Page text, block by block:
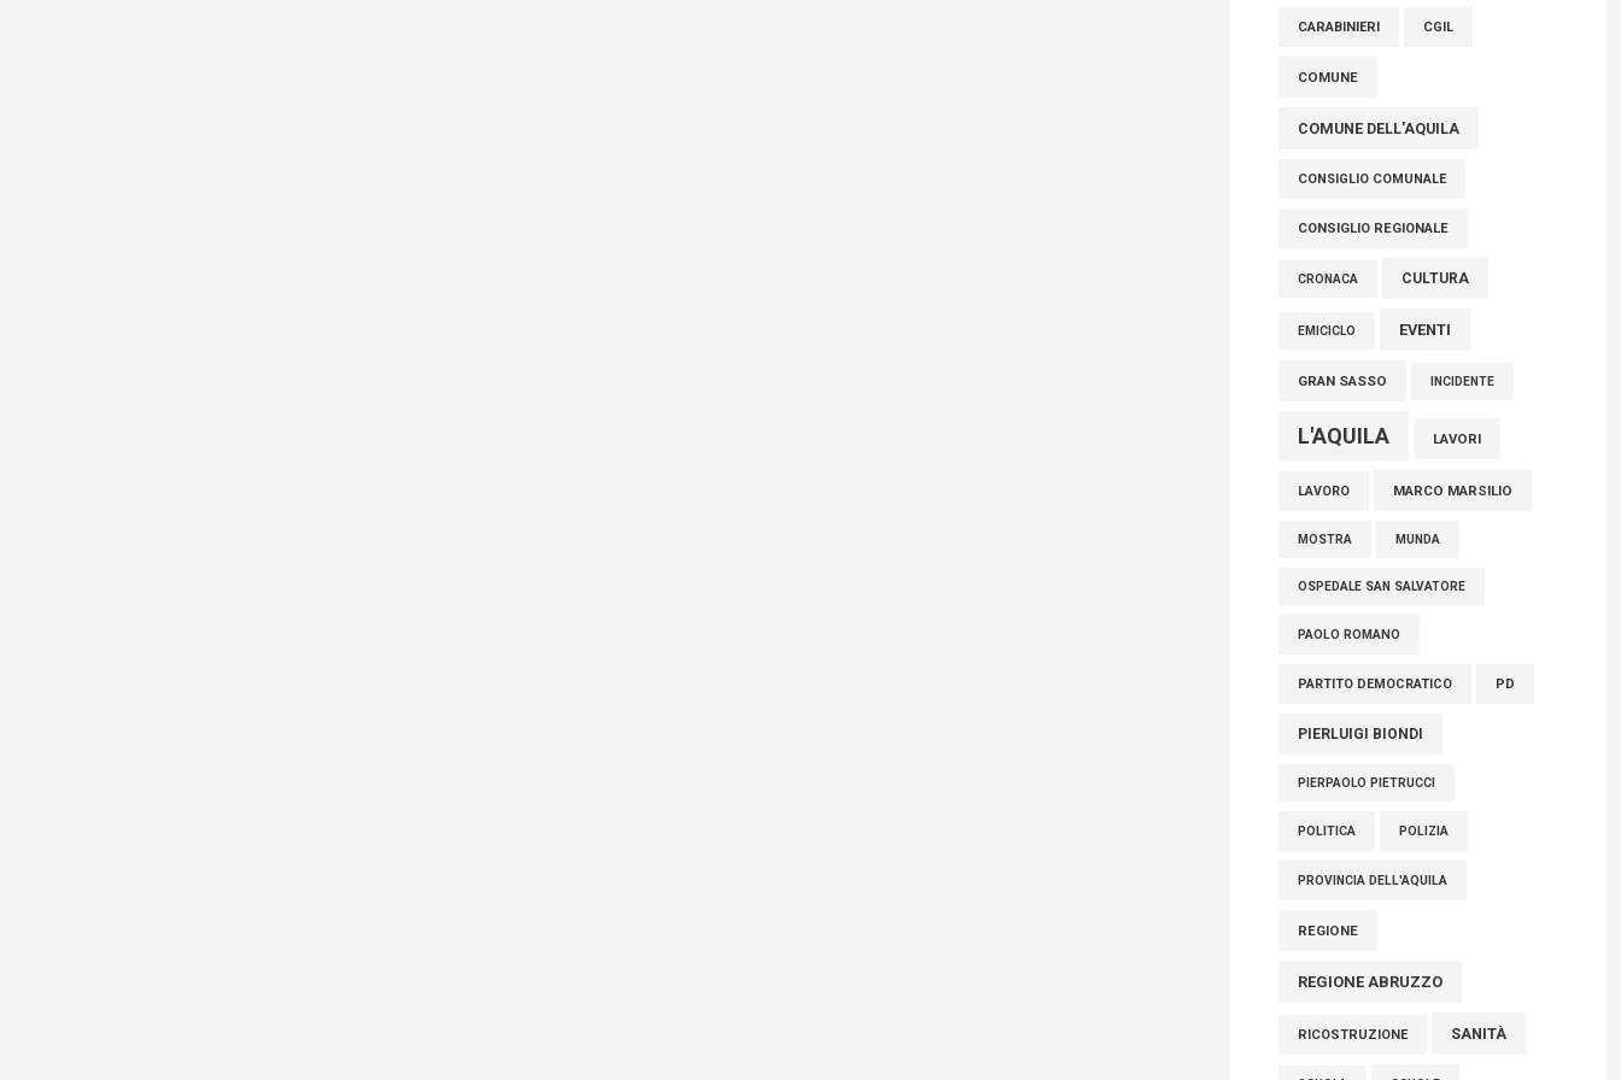
tra cui molti abruzzesi"
06 Agosto 2026
CARABINIERI CGIL
COMUNE
COMUNE DELL'AQUILA
CONSIGLIO COMUNALE
CONSIGLIO REGIONALE
CRONACA CULTURA
EMICICLO EVENTI
GRAN SASSO INCIDENTE
L'AQUILA LAVORI
LAVORO MARCO MARSILIO
MOSTRA MUNDA
OSPEDALE SAN SALVATORE
PAOLO ROMANO
PARTITO DEMOCRATICO PD
PIERLUIGI BIONDI
PIERPAOLO PIETRUCCI
POLITICA POLIZIA
PROVINCIA DELL'AQUILA
REGIONE
REGIONE ABRUZZO
RICOSTRUZIONE SANITÀ